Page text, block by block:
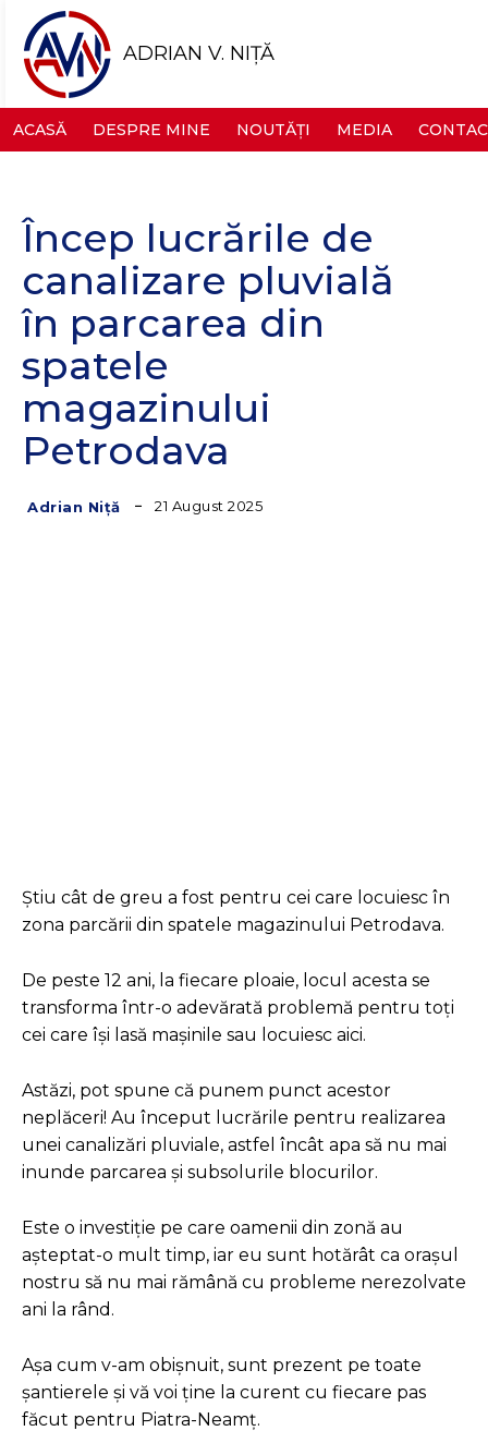
ADRIAN V. NIȚĂ
ACASĂ DESPRE MINE NOUTĂȚI MEDIA
Încep lucrările de
canalizare pluvială
în parcarea din
spatele
magazinului
Petrodava
Adrian Niță 21 August 2025
Știu cât de greu a fost pentru cei care locuiesc în
zona parcării din spatele magazinului Petrodava.
De peste 12 ani, la fiecare ploaie, locul acesta se
transforma într-o adevărată problemă pentru toți
cei care își lasă mașinile sau locuiesc aici.
Astăzi, pot spune că punem punct acestor
neplăceri! Au început lucrările pentru realizarea
unei canalizări pluviale, astfel încât apa să nu mai
inunde parcarea și subsolurile blocurilor.
Este o investiție pe care oamenii din zonă au
așteptat-o mult timp, iar eu sunt hotărât ca orașul
nostru să nu mai rămână cu probleme nerezolvate
ani la rând.
Așa cum v-am obișnuit, sunt prezent pe toate
șantierele și vă voi ține la curent cu fiecare pas
făcut pentru Piatra-Neamț.